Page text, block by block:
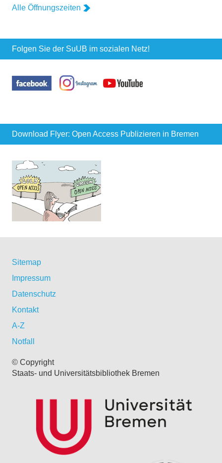
Alle Öffnungszeiten
Folgen Sie der SuUB im sozialen Netz!
Download Flyer: Open Access Publizieren in Bremen
Sitemap
Impressum
Datenschutz
Kontakt
A-Z
Notfall
© Copyright
Staats- und Universitätsbibliothek Bremen